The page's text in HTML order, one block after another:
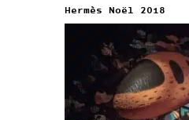
Hermès Noël 2018